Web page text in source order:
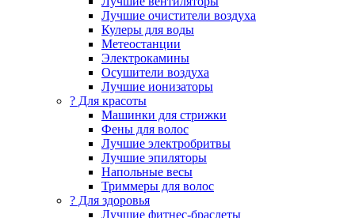
Лучшие очистители воздуха
Кулеры для воды
Метеостанции
Электрокамины
Осушители воздуха
Лучшие ионизаторы
? Для красоты
Машинки для стрижки
Фены для волос
Лучшие электробритвы
Лучшие эпиляторы
Напольные весы
Триммеры для волос
? Для здоровья
Лучшие фитнес-браслеты